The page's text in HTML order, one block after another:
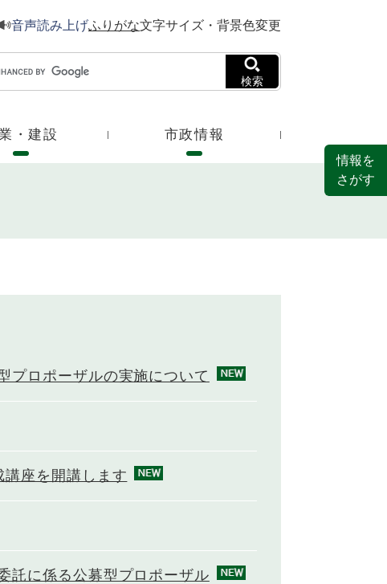
音声読み上げふりがな文字サイズ・背景色変更
検索
・建設 市政情報
プロポーザルの実施について
講座を開講します
託に係る公募型プロポーザル
情報を
さがす